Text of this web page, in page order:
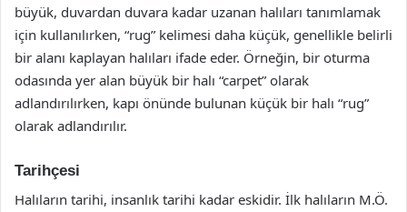
büyük, duvardan duvara kadar uzanan halıları tanımlamak
için kullanılırken, “rug” kelimesi daha küçük, genellikle belirli
bir alanı kaplayan halıları ifade eder. Örneğin, bir oturma
odasında yer alan büyük bir halı “carpet” olarak
adlandırılırken, kapı önünde bulunan küçük bir halı “rug”
olarak adlandırılır.
Tarihçesi
Halıların tarihi, insanlık tarihi kadar eskidir. İlk halıların M.Ö.